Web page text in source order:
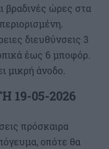
βραδινές ώρες στα
διευθύνσεις 3
έως 6 μποφόρ.
μικρή άνοδο.
19-05-2026
πρόσκαιρα
οπότε θα